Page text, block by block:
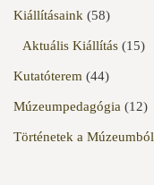
Kiállításaink (58)
Aktuális Kiállítás (15)
Kutatóterem (44)
Múzeumpedagógia (12)
Történetek a Múzeumból